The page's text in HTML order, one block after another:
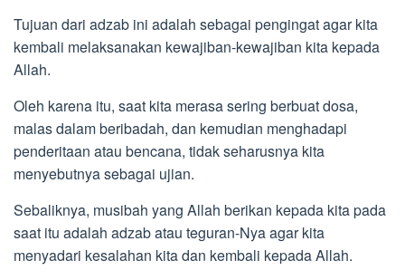
Tujuan dari adzab ini adalah sebagai pengingat agar kita
kembali melaksanakan kewajiban-kewajiban kita kepada
Allah.
Oleh karena itu, saat kita merasa sering berbuat dosa,
malas dalam beribadah, dan kemudian menghadapi
penderitaan atau bencana, tidak seharusnya kita
menyebutnya sebagai ujian.
Sebaliknya, musibah yang Allah berikan kepada kita pada
saat itu adalah adzab atau teguran-Nya agar kita
menyadari kesalahan kita dan kembali kepada Allah.